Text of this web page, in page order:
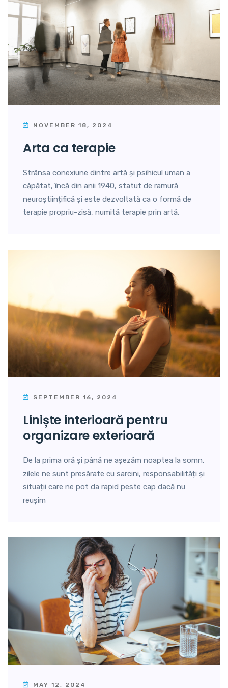
NOVEMBER 18, 2024
arta ca terapie
Strânsa conexiune dintre artă și psihicul uman a
căpătat, încă din anii 1940, statut de ramură
neuroștiințifică și este dezvoltată ca o formă de
terapie propriu-zisă, numită terapie prin artă.
SEPTEMBER 16, 2024
liniște interioară pentru
organizare exterioară
De la prima oră și până ne așezăm noaptea la somn,
zilele ne sunt presărate cu sarcini, responsabilități și
situații care ne pot da rapid peste cap dacă nu
reușim
MAY 12, 2024